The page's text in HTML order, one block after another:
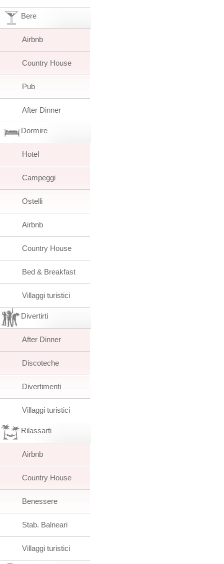
Bere
Airbnb
Country House
Pub
After Dinner
Dormire
Hotel
Campeggi
Ostelli
Airbnb
Country House
Bed & Breakfast
Villaggi turistici
Divertirti
After Dinner
Discoteche
Divertimenti
Villaggi turistici
Rilassarti
Airbnb
Country House
Benessere
Stab. Balneari
Villaggi turistici